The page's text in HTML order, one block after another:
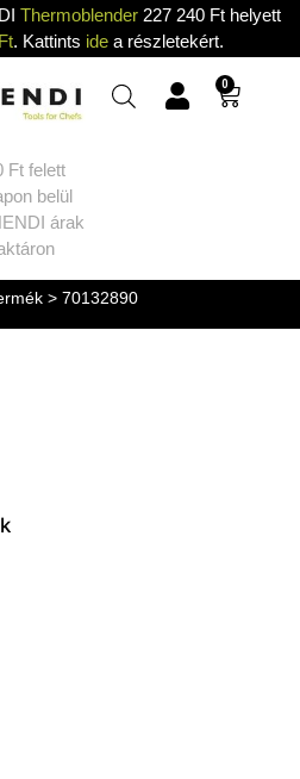
Thermoblender 227 240 Ft helyett
. Kattints idea részletekért.
0
Ft felett
belül
árak
> 70132890